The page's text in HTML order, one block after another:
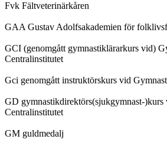
Fvk Fältveterinärkåren
GAA Gustav Adolfsakademien för
GCI (genomgått gymnastiklärarkurs vid)
Centralinstitutet
Gci genomgått instruktörskurs vid
GD gymnastikdirektörs(sjukgymnast-)kurs
Centralinstitutet
GM guldmedalj